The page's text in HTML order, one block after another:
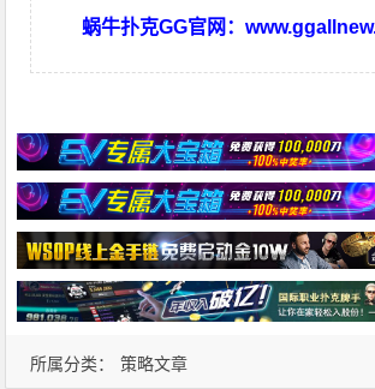
蜗牛扑克GG官网：
所属分类： 策略文章